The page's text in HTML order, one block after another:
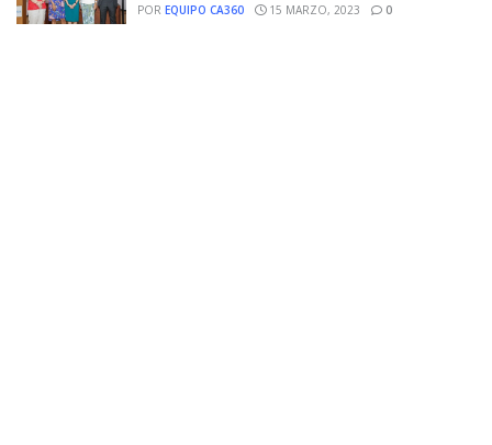
POR EQUIPO CA360 15 MARZO, 2023 0